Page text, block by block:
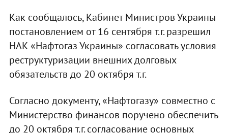
Как сообщалось, Кабинет Министров Украины
постановлением от 16 сентября т.г. разрешил
НАК «Нафтогаз Украины» согласовать условия
реструктуризации внешних долговых
обязательств до 20 октября т.г.
Согласно документу, «Нафтогазу» совместно с
Министерство финансов поручено обеспечить
до 20 октября т.г. согласование основных